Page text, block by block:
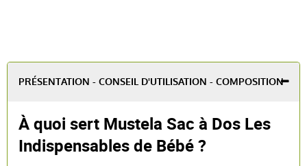
PRÉSENTATION - CONSEIL D'UTILISATION - COMPOSITION
À quoi sert Mustela Sac à Dos Les
Indispensables de Bébé ?